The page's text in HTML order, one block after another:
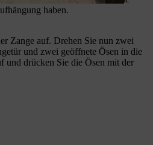
haben.
Zange auf. Drehen Sie nun zwei
und zwei geöffnete Ösen in die
und drücken Sie die Ösen mit der